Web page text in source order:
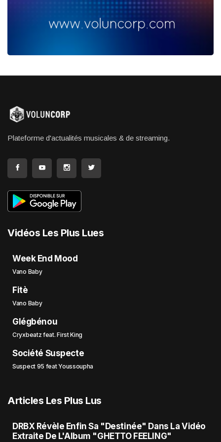
Plateforme d'actualités musicales & de streaming.
Vidéos Les Plus Lues
Week End Mood
Vano Baby
Fitè
Vano Baby
Glégbénou
Cryxbeatz feat. First King
Société Suspecte
Suspect 95 feat Youssoupha
Articles Les Plus Lus
DRBX Révèle Enfin Sa "Destinée" Dans La Vidéo
Extraite De L'Album "GHETTO FEELING"